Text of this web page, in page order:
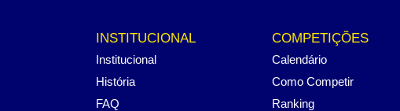
INSTITUCIONAL
Institucional
História
FAQ
COMPETIÇÕES
Calendário
Como Competir
Ranking